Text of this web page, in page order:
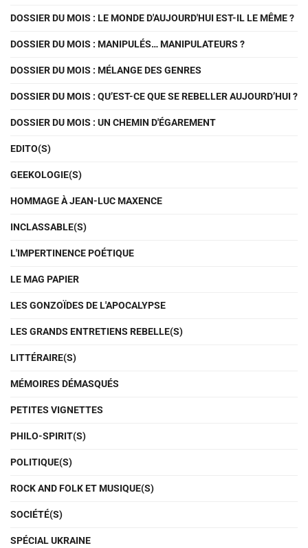
DOSSIER DU MOIS : LE MONDE D'AUJOURD'HUI EST-IL LE MÊME ?
DOSSIER DU MOIS : MANIPULÉS… MANIPULATEURS ?
DOSSIER DU MOIS : MÉLANGE DES GENRES
DOSSIER DU MOIS : QU’EST-CE QUE SE REBELLER AUJOURD’HUI ?
DOSSIER DU MOIS : UN CHEMIN D'ÉGAREMENT
EDITO(S)
GEEKOLOGIE(S)
HOMMAGE À JEAN-LUC MAXENCE
INCLASSABLE(S)
L'IMPERTINENCE POÉTIQUE
LE MAG PAPIER
LES GONZOÏDES DE L'APOCALYPSE
LES GRANDS ENTRETIENS REBELLE(S)
LITTÉRAIRE(S)
MÉMOIRES DÉMASQUÉS
PETITES VIGNETTES
PHILO-SPIRIT(S)
POLITIQUE(S)
ROCK AND FOLK ET MUSIQUE(S)
SOCIÉTÉ(S)
SPÉCIAL UKRAINE